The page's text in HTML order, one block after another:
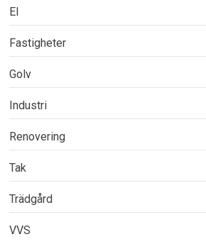
El
Fastigheter
Golv
Industri
Renovering
Tak
Trädgård
VVS